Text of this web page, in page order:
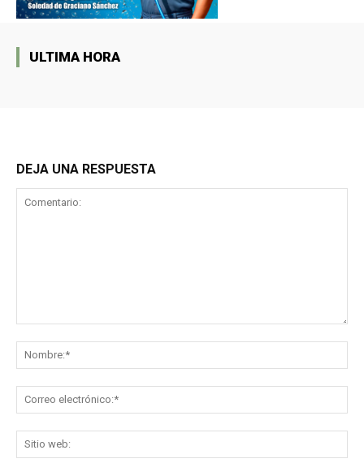
ULTIMA HORA
DEJA UNA RESPUESTA